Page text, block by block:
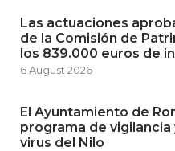
Las actuaciones
de la Comisión de
los 839.000 euros de
6 August 2026
El Ayuntamiento de
programa de
virus del Nilo